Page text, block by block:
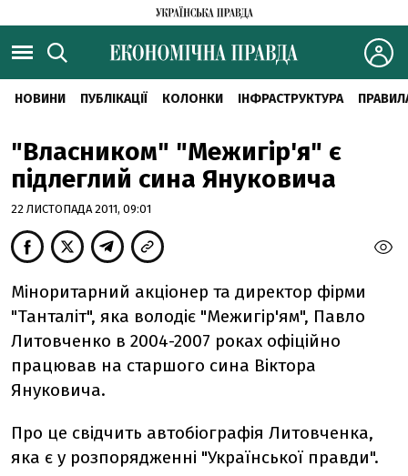
НОВИНИ ПУБЛІКАЦІЇ КОЛОНКИ ІНФРАСТРУКТУРА
"Власником" "Межигір'я" є
підлеглий сина Януковича
22 ЛИСТОПАДА 2011, 09:01
Міноритарний акціонер та директор фірми
"Танталіт", яка володіє "Межигір'ям", Павло
Литовченко в 2004-2007 роках офіційно
працював на старшого сина Віктора
Януковича.
Про це свідчить автобіографія Литовченка,
яка є у розпорядженні "Української правди".